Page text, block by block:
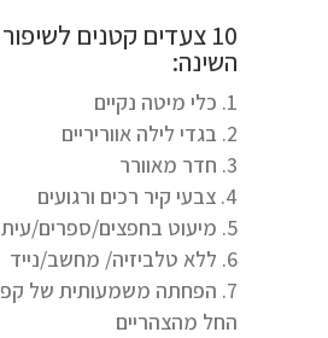
10 צעדים קטנים
השינה:
כלי מיטה נקיים
בגדי לילה אווריריים
חדר מאוורר
צבעי קיר רכים ורגועים
מיעוט בחפצים/ספרים/
ללא טלביזיה/ מחשב/נייד
הפחתה משמעותית של
החל מהצהריים